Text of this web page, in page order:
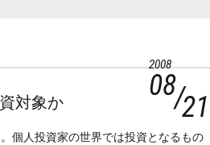
2008
08
21
対象か
個人投資家の世界では投資となるもの